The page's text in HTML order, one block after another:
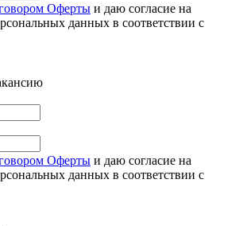
Оферты и даю согласие на
данных в соответствии с
Оферты и даю согласие на
данных в соответствии с